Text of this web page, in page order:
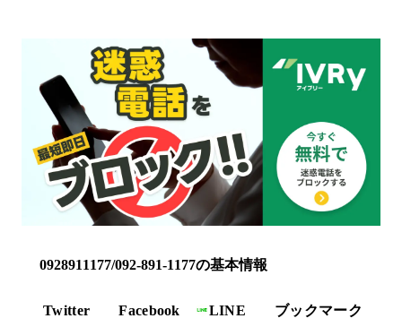
0928911177/092-891-1177の基本情報
Twitter Facebook LINE
ブックマーク